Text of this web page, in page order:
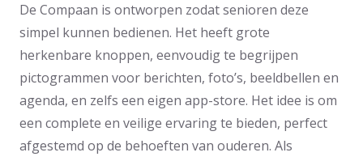
De Compaan is ontworpen zodat senioren deze
simpel kunnen bedienen. Het heeft grote
herkenbare knoppen, eenvoudig te begrijpen
pictogrammen voor berichten, foto’s, beeldbellen en
agenda, en zelfs een eigen app-store. Het idee is om
een complete en veilige ervaring te bieden, perfect
afgestemd op de behoeften van ouderen. Als